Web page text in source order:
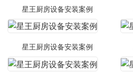
星王厨房设备安装案例
星王厨房设备安装案例